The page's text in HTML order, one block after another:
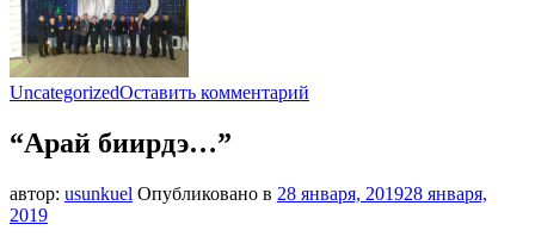
UncategorizedОставить комментарий
“Арай биирдэ…”
автор: usunkuel Опубликовано в 28 января, 201928 января,
2019